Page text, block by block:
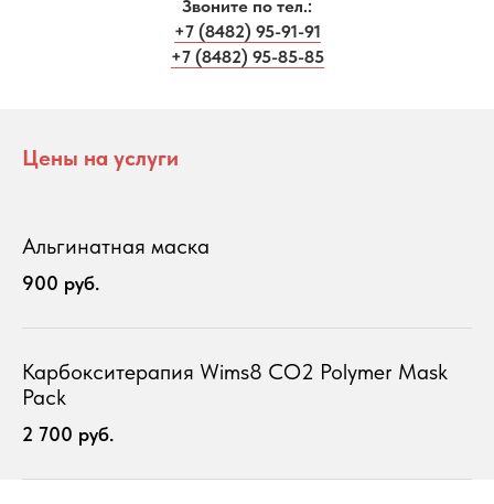
Звоните по тел.:
+7 (8482) 95-91-91
+7 (8482) 95-85-85
Цены на услуги
Альгинатная маска
900 руб.
Карбокситерапия Wims8 CO2 Polymer Mask
Pack
2 700 руб.